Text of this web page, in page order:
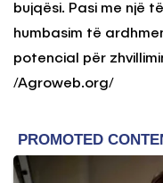
bujqësi. Pasi me një
humbasim të
potencial për
/Agroweb.org/